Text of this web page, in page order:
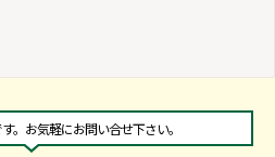
。お気軽にお問い合せ下さい。